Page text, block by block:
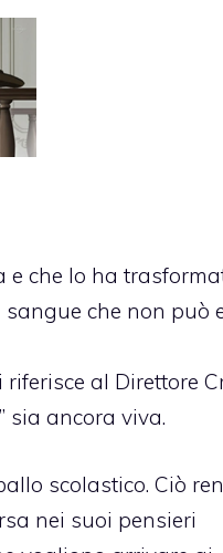
che lo ha
che non può
al Direttore
sia ancora viva.
scolastico. Ciò
nei suoi pensieri